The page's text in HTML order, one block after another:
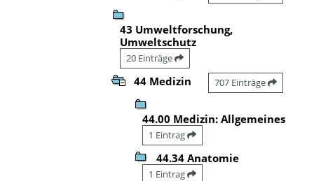
43 Umweltforschung,
Umweltschutz
20 Einträge
44 Medizin 707 Einträge
44.00 Medizin: Allgemeines
1 Eintrag
44.34 Anatomie
1 Eintrag